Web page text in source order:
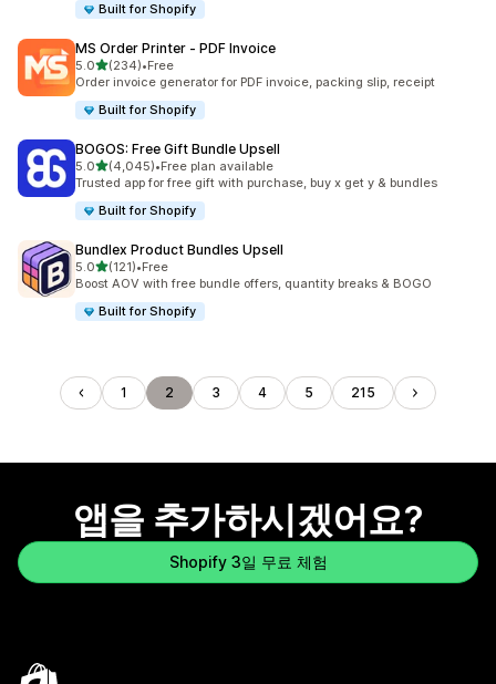
Built for Shopify
MS Order Printer ‑ PDF Invoice
5.0별 5개 중
(234)
총 리뷰 234개
•Free
Order invoice generator for PDF invoice, packing slip, receipt
Built for Shopify
BOGOS: Free Gift Bundle Upsell
5.0별 5개 중
(4,045)
총 리뷰 4045개
•Free plan available
Trusted app for free gift with purchase, buy x get y & bundles
Built for Shopify
Bundlex Product Bundles Upsell
5.0별 5개 중
(121)
총 리뷰 121개
•Free
Boost AOV with free bundle offers, quantity breaks & BOGO
Built for Shopify
1 2 3 4 5 215
앱을 추가하시겠어요?
Shopify 3일 무료 체험